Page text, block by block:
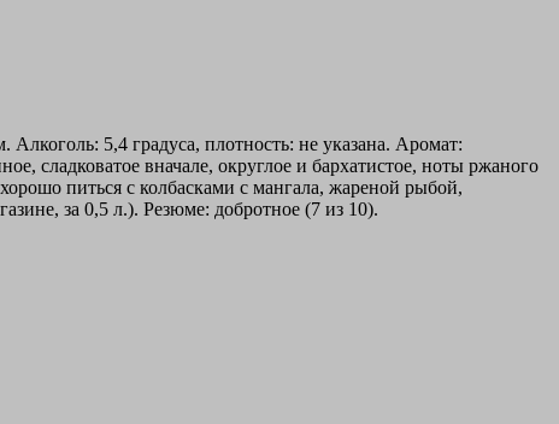
5,4 градуса, плотность: не указана. Аромат:
сладковатое вначале, округлое и бархатистое, ноты ржаного
питься с колбасками с мангала, жареной рыбой,
за 0,5 л.). Резюме: добротное (7 из 10).